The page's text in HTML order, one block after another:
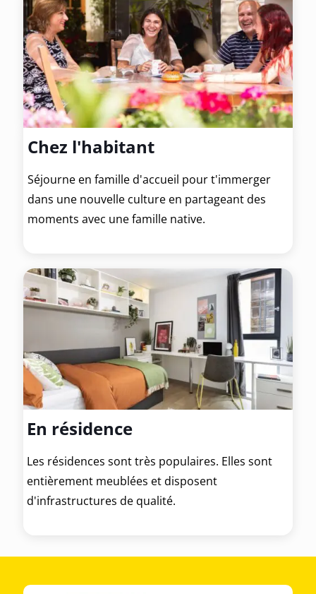
Chez l'habitant
Séjourne en famille d'accueil pour t'immerger
dans une nouvelle culture en partageant des
moments avec une famille native.
En résidence
Les résidences sont très populaires. Elles sont
entièrement meublées et disposent
d'infrastructures de qualité.